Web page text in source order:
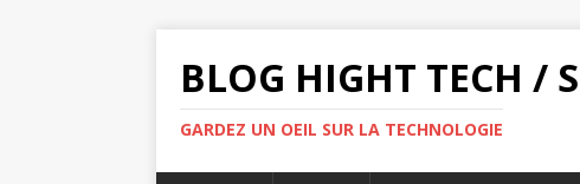
BLOG HIGHT TECH /
GARDEZ UN OEIL SUR LA TECHNOLOGIE